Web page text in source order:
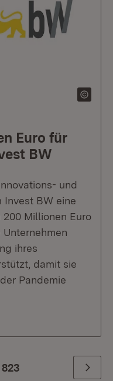
Euro für
BW
und
Invest BW eine
200 Millionen Euro
ihres
damit sie
Pandemie
Zur letzte Seite
823 Weiter